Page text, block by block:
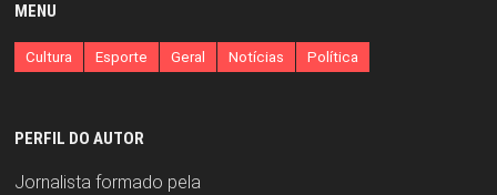
MENU
Cultura Esporte Geral Notícias Política
PERFIL DO AUTOR
Jornalista formado pela